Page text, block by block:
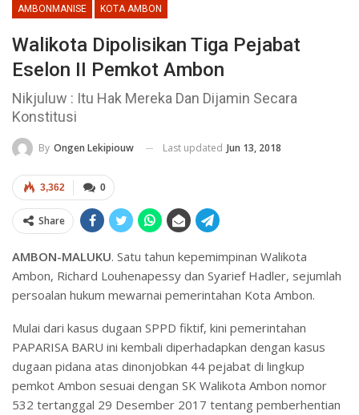
AMBONMANISE KOTA AMBON
Walikota Dipolisikan Tiga Pejabat
Eselon II Pemkot Ambon
Nikjuluw : Itu Hak Mereka Dan Dijamin Secara
Konstitusi
By Ongen Lekipiouw Last updated Jun 13, 2018
0
3,362
Share
AMBON-MALUKU. Satu tahun kepemimpinan Walikota
Ambon, Richard Louhenapessy dan Syarief Hadler, sejumlah
persoalan hukum mewarnai pemerintahan Kota Ambon.
Mulai dari kasus dugaan SPPD fiktif, kini pemerintahan
PAPARISA BARU ini kembali diperhadapkan dengan kasus
dugaan pidana atas dinonjobkan 44 pejabat di lingkup
pemkot Ambon sesuai dengan SK Walikota Ambon nomor
532 tertanggal 29 Desember 2017 tentang pemberhentian